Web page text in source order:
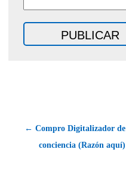
← Compro Digitalizador de
conciencia (Razón aquí)